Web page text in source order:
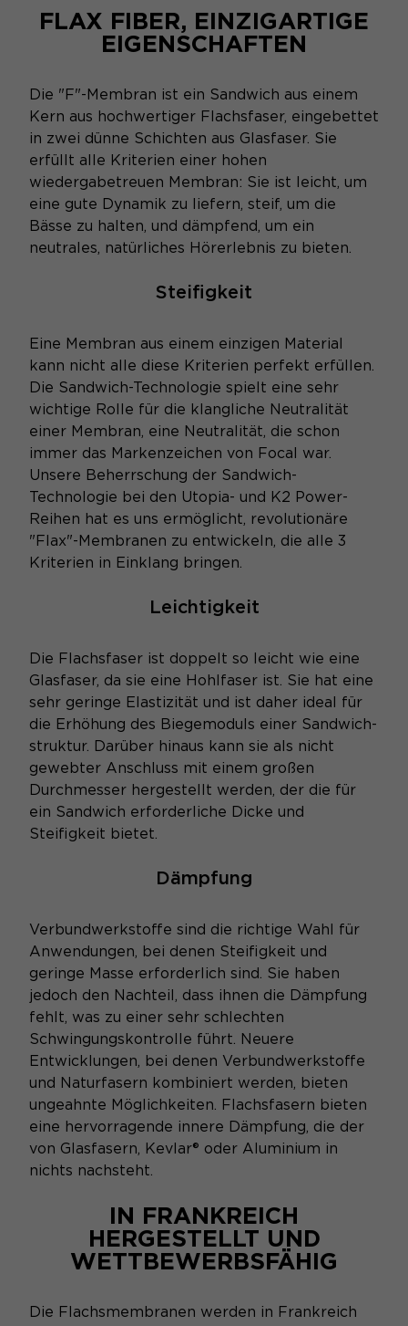
FLAX FIBER, EINZIGARTIGE
EIGENSCHAFTEN
Die "F"-Membran ist ein Sandwich aus einem
Kern aus hochwertiger Flachsfaser, eingebettet
in zwei dünne Schichten aus Glasfaser. Sie
erfüllt alle Kriterien einer hohen
wiedergabetreuen Membran: Sie ist leicht, um
eine gute Dynamik zu liefern, steif, um die
Bässe zu halten, und dämpfend, um ein
neutrales, natürliches Hörerlebnis zu bieten.
Steifigkeit
Eine Membran aus einem einzigen Material
kann nicht alle diese Kriterien perfekt erfüllen.
Die Sandwich-Technologie spielt eine sehr
wichtige Rolle für die klangliche Neutralität
einer Membran, eine Neutralität, die schon
immer das Markenzeichen von Focal war.
Unsere Beherrschung der Sandwich-
Technologie bei den Utopia- und K2 Power-
Reihen hat es uns ermöglicht, revolutionäre
"Flax"-Membranen zu entwickeln, die alle 3
Kriterien in Einklang bringen.
Leichtigkeit
Die Flachsfaser ist doppelt so leicht wie eine
Glasfaser, da sie eine Hohlfaser ist. Sie hat eine
sehr geringe Elastizität und ist daher ideal für
die Erhöhung des Biegemoduls einer Sandwich-
struktur. Darüber hinaus kann sie als nicht
gewebter Anschluss mit einem großen
Durchmesser hergestellt werden, der die für
ein Sandwich erforderliche Dicke und
Steifigkeit bietet.
Dämpfung
Verbundwerkstoffe sind die richtige Wahl für
Anwendungen, bei denen Steifigkeit und
geringe Masse erforderlich sind. Sie haben
jedoch den Nachteil, dass ihnen die Dämpfung
fehlt, was zu einer sehr schlechten
Schwingungskontrolle führt. Neuere
Entwicklungen, bei denen Verbundwerkstoffe
und Naturfasern kombiniert werden, bieten
ungeahnte Möglichkeiten. Flachsfasern bieten
eine hervorragende innere Dämpfung, die der
von Glasfasern, Kevlar® oder Aluminium in
nichts nachsteht.
IN FRANKREICH
HERGESTELLT UND
WETTBEWERBSFÄHIG
Die Flachsmembranen werden in Frankreich